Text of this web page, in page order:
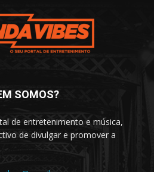
SOMOS?
de entretenimento e música,
de divulgar e promover a